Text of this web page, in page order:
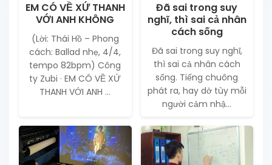
EM CÓ VỀ XỨ THANH
VỚI ANH KHÔNG
(Lời: Thái Hồ – Phong
cách: Ballad nhẹ, 4/4,
tempo 82bpm) Công
ty Zubi · EM CÓ VỀ XỨ
THANH VỚI ANH ...
Đã sai trong suy
nghĩ, thì sai cả nhân
cách sống
Đã sai trong suy nghĩ,
thì sai cả nhân cách
sống. Tiếng chuông
phát ra, hay dở tùy mỗi
người cảm nhậ...